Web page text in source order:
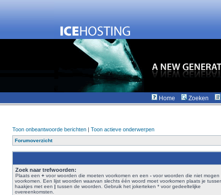
Home Zoeken
Toon onbeantwoorde berichten | Toon actieve onderwerpen
Forumoverzicht
Zoek naar trefwoorden:
Plaats een + voor woorden die moeten voorkomen en een - voor woorden die niet mogen
voorkomen. Een lijst woorden waarvan slechts één woord moet voorkomen plaats je
haakjes met een | tussen de woorden. Gebruik het jokerteken * voor gedeeltelijke
overeenkomsten.